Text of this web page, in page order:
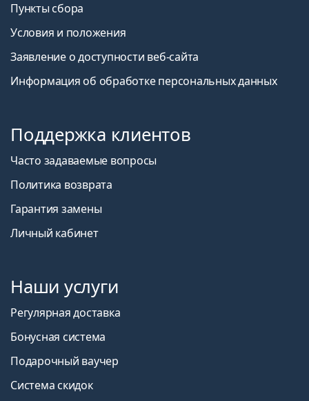
Пункты сбора
Условия и положения
Заявление о доступности веб-сайта
Информация об обработке персональных данных
Поддержка клиентов
Часто задаваемые вопросы
Политика возврата
Гарантия замены
Личный кабинет
Наши услуги
Регулярная доставка
Бонусная система
Подарочный ваучер
Система скидок